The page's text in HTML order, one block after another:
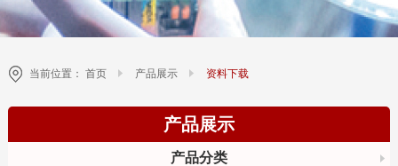
当前位置： 首页 产品展示 资料下载
产品展示
产品分类